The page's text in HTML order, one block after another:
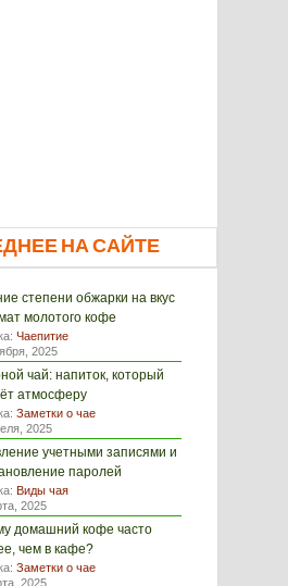
НА САЙТЕ
степени обжарки на вкус
молотого кофе
Чаепитие
2025
чай: напиток, который
атмосферу
Заметки о чае
2025
учетными записями и
паролей
Виды чая
2025
домашний кофе часто
чем в кафе?
Заметки о чае
2025